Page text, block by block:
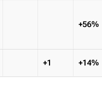
+56%
+1 +14%